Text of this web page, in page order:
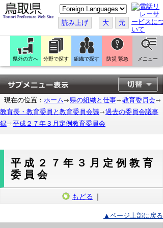
こ
の
ペ
ー
ジ
翻
訳
す
る
読み上げ 大 元
県外の方へ 分野で探す 組織で探す 防災 緊急 メニュー
現在の位置： ホーム 県の組織と仕事
教育委員会
教育長・教育委員と教育委員会議
過去の委員会議事
録
平成２７年３月定例教育委員会
平成２７年３月定例教育
委員会
もどる ｜
▲ページ上部に戻る